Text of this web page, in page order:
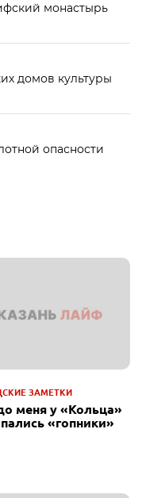
монастырь
домов культуры
опасности
ЗАМЕТКИ
меня у «Кольца»
«гопники»